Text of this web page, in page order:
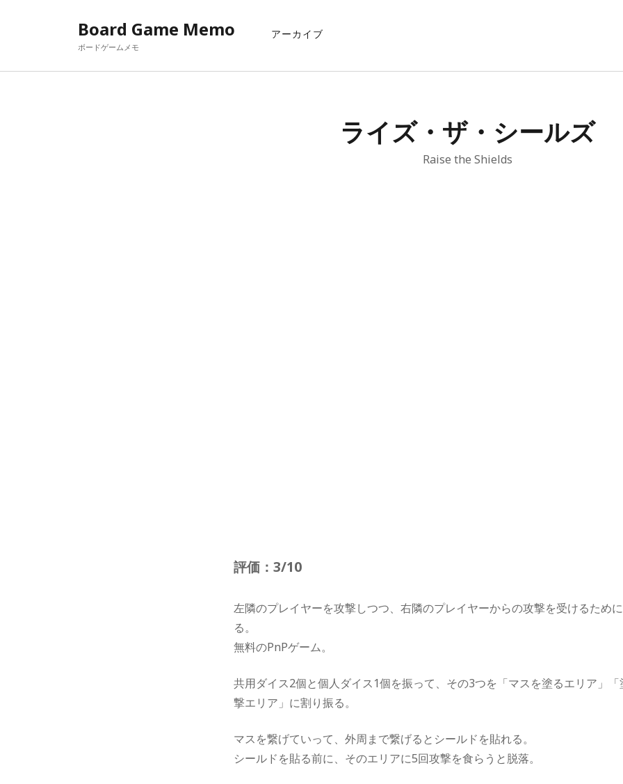
Board Game Memo
ボードゲームメモ
アーカイブ
ライズ・ザ・シールズ
Raise the Shields
評価：3/10
左隣のプレイヤーを攻撃しつつ、右隣のプレイヤーからの攻撃を受けるため
る。
無料のPnPゲーム。
共用ダイス2個と個人ダイス1個を振って、その3つを「マスを塗るエリア」
撃エリア」に割り振る。
マスを繋げていって、外周まで繋げるとシールドを貼れる。
シールドを貼る前に、そのエリアに5回攻撃を食らうと脱落。